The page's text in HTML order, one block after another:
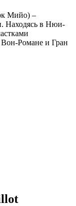
Мийо) –
Находясь в Нюи-
Романе и Гран